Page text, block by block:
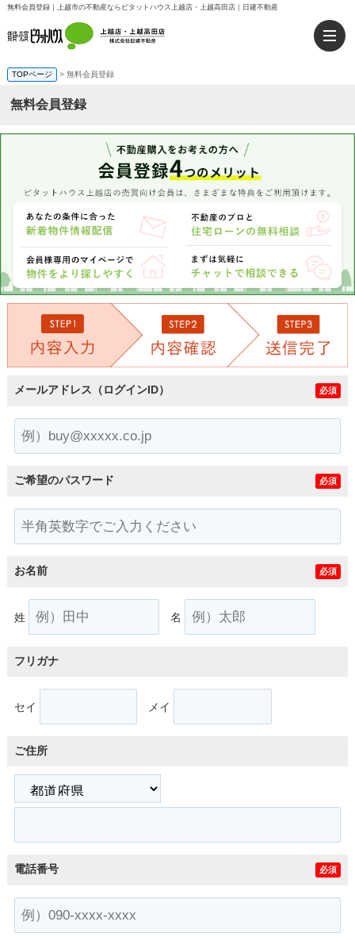
無料会員登録｜上越市の不動産ならピタットハウス上越店・上越高田店｜日建不動産
TOPページ > 無料会員登録
無料会員登録
メールアドレス（ログインID） 必須
ご希望のパスワード 必須
お名前 必須
姓 名
フリガナ
セイ メイ
ご住所
電話番号 必須